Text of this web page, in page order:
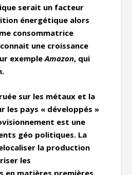
serait un facteur
énergétique alors
consommatrice
une croissance
exempleAmazon, qui
sur les métaux et la
les pays « développés »
est une
géo politiques. La
la production
les
en matières premières